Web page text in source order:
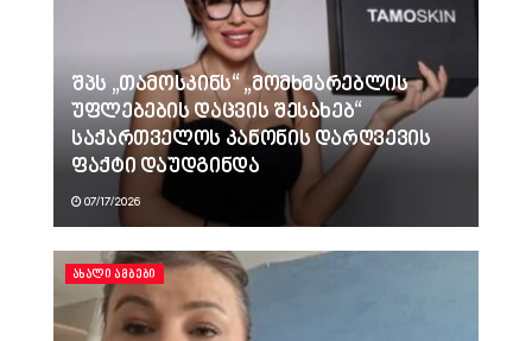
შპს „თამოსკინს“ „მომხმარებლის
უფლებების დაცვის შესახებ“
საქართველოს კანონის დარღვევის
ფაქტი დაუდგინდა
07/17/2026
ᲐᲮᲐᲚᲘ ᲐᲛᲑᲔᲑᲘ